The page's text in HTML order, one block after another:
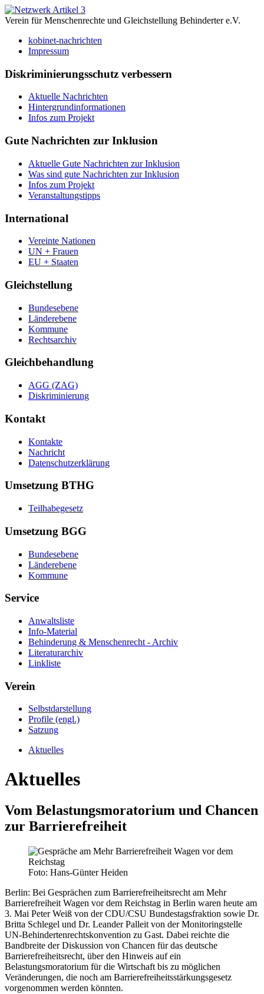
Verein für Menschenrechte und Gleichstellung Behinderter e.V.
kobinet-nachrichten
Impressum
Diskriminierungsschutz verbessern
Aktuelle Nachrichten
Hintergrundinformationen
Infos zum Projekt
Gute Nachrichten zur Inklusion
Aktuelle Gute Nachrichten zur Inklusion
Was sind gute Nachrichten zur Inklusion
Infos zum Projekt
Veranstaltungstipps
International
Vereinte Nationen
UN + Frauen
EU + Staaten
Gleichstellung
Bundesebene
Länderebene
Kommune
Rechtsarchiv
Gleichbehandlung
AGG (ZAG)
Diskriminierung
Kontakt
Kontakte
Nachricht
Datenschutzerklärung
Umsetzung BTHG
Teilhabegesetz
Umsetzung BGG
Bundesebene
Länderebene
Kommune
Service
Anwaltsliste
Info-Material
Behinderung & Menschenrecht - Archiv
Literaturarchiv
Linkliste
Verein
Selbstdarstellung
Profile (engl.)
Satzung
Aktuelles
Aktuelles
Vom Belastungsmoratorium und Chancen
zur Barrierefreiheit
Foto: Hans-Günter Heiden
Berlin: Bei Gesprächen zum Barrierefreiheitsrecht am Mehr
Barrierefreiheit Wagen vor dem Reichstag in Berlin waren heute am
3. Mai Peter Weiß von der CDU/CSU Bundestagsfraktion sowie Dr.
Britta Schlegel und Dr. Leander Palleit von der Monitoringstelle
UN-Behindertenrechtskonvention zu Gast. Dabei reichte die
Bandbreite der Diskussion von Chancen für das deutsche
Barrierefreiheitsrecht, über den Hinweis auf ein
Belastungsmoratorium für die Wirtschaft bis zu möglichen
Veränderungen, die noch am Barrierefreiheitsstärkungsgesetz
vorgenommen werden könnten.